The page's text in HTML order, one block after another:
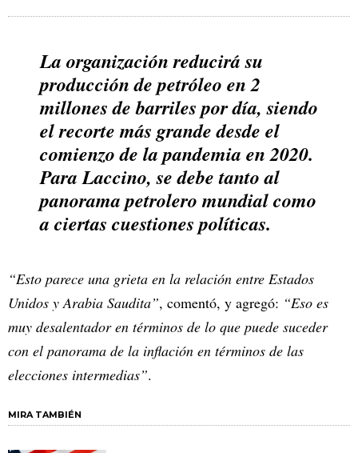
La organización reducirá su
producción de petróleo en 2
millones de barriles por día, siendo
el recorte más grande desde el
comienzo de la pandemia en 2020.
Para Laccino, se debe tanto al
panorama petrolero mundial como
a ciertas cuestiones políticas.
“Esto parece una grieta en la relación entre Estados
Unidos y Arabia Saudita”, comentó, y agregó: “Eso es
muy desalentador en términos de lo que puede suceder
con el panorama de la inflación en términos de las
elecciones intermedias”.
MIRA TAMBIÉN